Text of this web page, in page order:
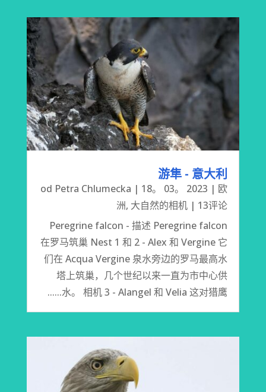
游隼 - 意大利
od Petra Chlumecka | 18。 03。 2023 | 欧
洲, 大自然的相机 | 13评论
Peregrine falcon - 描述 Peregrine falcon
在罗马筑巢 Nest 1 和 2 - Alex 和 Vergine 它
们在 Acqua Vergine 泉水旁边的罗马最高水
塔上筑巢，几个世纪以来一直为市中心供
水。 相机 3 - Alangel 和 Velia 这对猎鹰......